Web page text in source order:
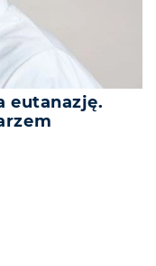
eutanazję.